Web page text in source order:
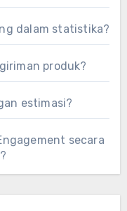
dalam statistika?
produk?
estimasi?
secara